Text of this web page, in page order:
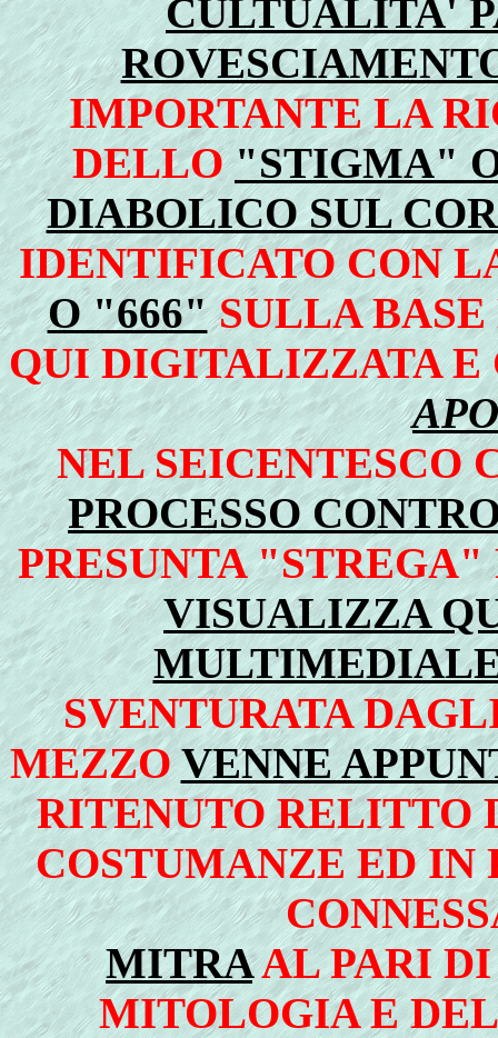
CULTUALITA'
IMPORTANTE LA
DELLO"STIGMA"
DIABOLICO SUL
IDENTIFICATO CON
O "666"SULLA
QUI DIGITALIZZATA
NEL SEICENTESCO
PROCESSO
PRESUNTA
VISUALIZZA
SVENTURATA
MEZZOVENNE
RITENUTO RELITTO
COSTUMANZE ED
MITRAAL PARI
MITOLOGIA E